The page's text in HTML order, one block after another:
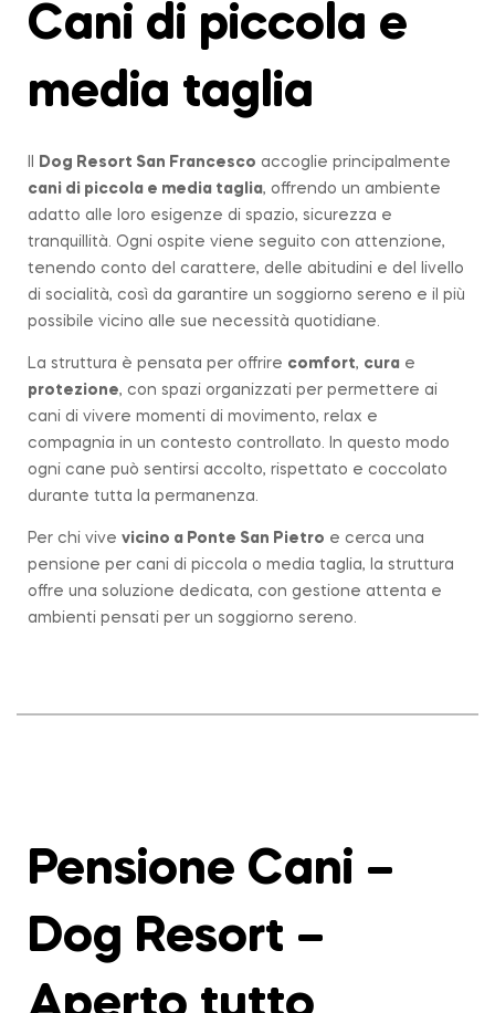
Cani di piccola e
media taglia
Dog Resort San Francesco accoglie principalmente
cani di piccola e media taglia, offrendo un ambiente
adatto alle loro esigenze di spazio, sicurezza e
tranquillità. Ogni ospite viene seguito con attenzione,
tenendo conto del carattere, delle abitudini e del livello
di socialità, così da garantire un soggiorno sereno e il più
possibile vicino alle sue necessità quotidiane.
La struttura è pensata per offrire comfort, cura e
protezione, con spazi organizzati per permettere ai
cani di vivere momenti di movimento, relax e
compagnia in un contesto controllato. In questo modo
ogni cane può sentirsi accolto, rispettato e coccolato
durante tutta la permanenza.
Per chi vive vicino a Ponte San Pietro e cerca una
pensione per cani di piccola o media taglia, la struttura
offre una soluzione dedicata, con gestione attenta e
ambienti pensati per un soggiorno sereno.
Pensione Cani –
Dog Resort –